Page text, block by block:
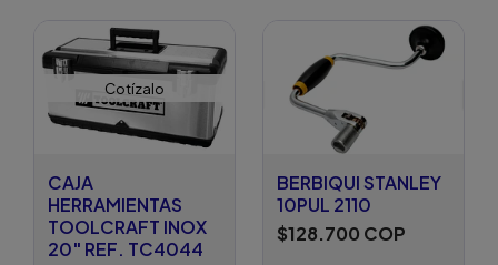
Cotízalo
CAJA
HERRAMIENTAS
TOOLCRAFT INOX
20" REF. TC4044
BERBIQUI STANLEY
10PUL 2110
$128.700 COP